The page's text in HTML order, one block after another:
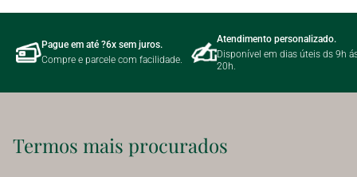
Pague em até ?6x sem juros.
Compre e parcele com facilidade.
Atendimento personalizado.
Disponível em dias úteis ds 9h
20h.
Termos mais procurados